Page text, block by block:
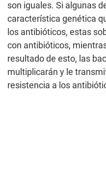
son iguales. Si algunas
característica genética
los antibióticos, estas
con antibióticos,
resultado de esto, las
multiplicarán y le
resistencia a los